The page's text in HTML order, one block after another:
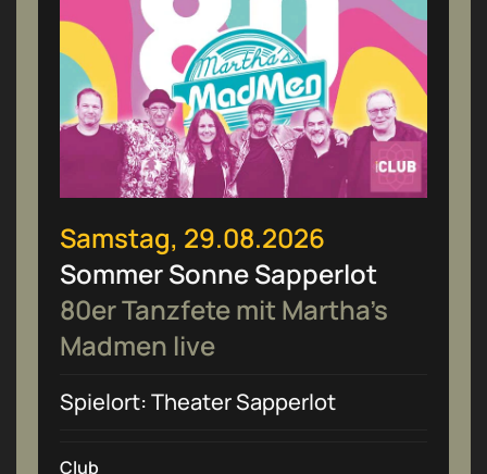
Samstag, 29.08.2026
Sommer Sonne Sapperlot
80er Tanzfete mit Martha’s
Madmen live
Spielort: Theater Sapperlot
Club